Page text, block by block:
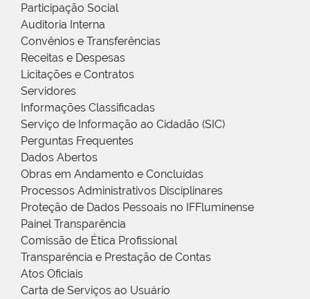
Participação Social
Auditoria Interna
Convênios e Transferências
Receitas e Despesas
Licitações e Contratos
Servidores
Informações Classificadas
Serviço de Informação ao Cidadão (SIC)
Perguntas Frequentes
Dados Abertos
Obras em Andamento e Concluídas
Processos Administrativos Disciplinares
Proteção de Dados Pessoais no IFFluminense
Painel Transparência
Comissão de Ética Profissional
Transparência e Prestação de Contas
Atos Oficiais
Carta de Serviços ao Usuário